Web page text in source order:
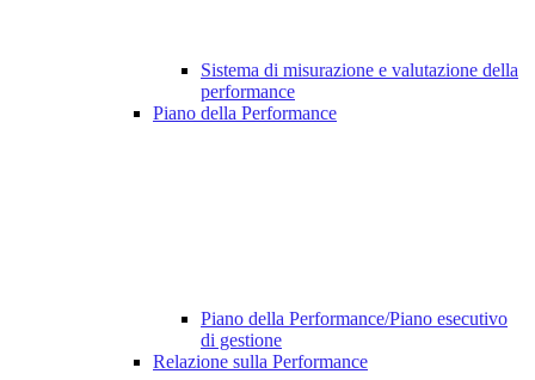
Sistema di misurazione e valutazione della
performance
Piano della Performance
Piano della Performance/Piano esecutivo
di gestione
Relazione sulla Performance